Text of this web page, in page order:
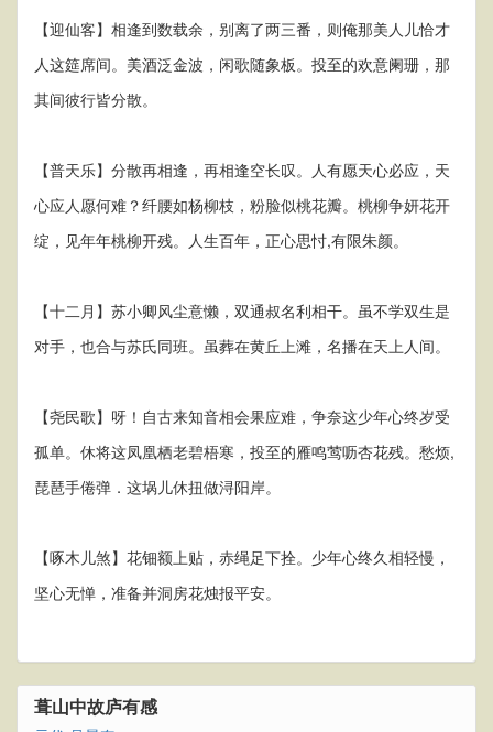
【迎仙客】相逢到数载余，别离了两三番，则俺那美人儿恰才
人这筵席间。美酒泛金波，闲歌随象板。投至的欢意阑珊，那
其间彼行皆分散。
【普天乐】分散再相逢，再相逢空长叹。人有愿天心必应，天
心应人愿何难？纤腰如杨柳枝，粉脸似桃花瓣。桃柳争妍花开
绽，见年年桃柳开残。人生百年，正心思忖,有限朱颜。
【十二月】苏小卿风尘意懒，双通叔名利相干。虽不学双生是
对手，也合与苏氏同班。虽葬在黄丘上滩，名播在天上人间。
【尧民歌】呀！自古来知音相会果应难，争奈这少年心终岁受
孤单。休将这凤凰栖老碧梧寒，投至的雁鸣莺呖杏花残。愁烦,
琵琶手倦弹．这埚儿休扭做浔阳岸。
【啄木儿煞】花钿额上贴，赤绳足下拴。少年心终久相轻慢，
坚心无惮，准备并洞房花烛报平安。
葺山中故庐有感